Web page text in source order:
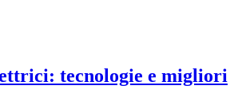
tecnologie e migliori